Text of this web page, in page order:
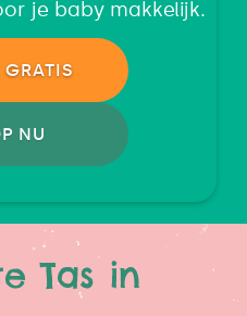
je baby makkelijk.
NU
GRATIS
Tas in